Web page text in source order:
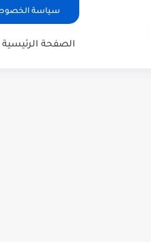
سياسة
الصفحة الرئيسية